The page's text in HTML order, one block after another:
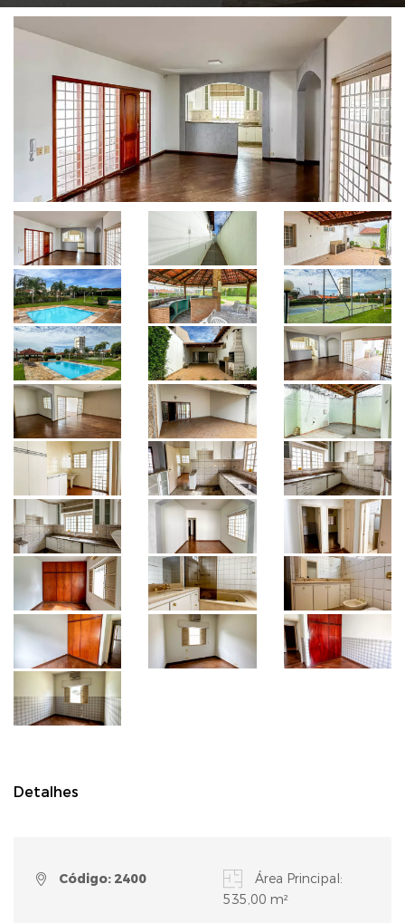
Detalhes
Código: 2400
Área Principal:
535,00 m²